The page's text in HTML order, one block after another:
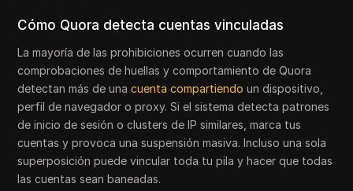
Cómo Quora detecta cuentas vinculadas
La mayoría de las prohibiciones ocurren cuando las
comprobaciones de huellas y comportamiento de Quora
detectan más de unacuenta compartiendo un dispositivo,
perfil de navegador o proxy. Si el sistema detecta patrones
de inicio de sesión o clusters de IP similares, marca tus
cuentas y provoca una suspensión masiva. Incluso una sola
superposición puede vincular toda tu pila y hacer que todas
las cuentas sean baneadas.